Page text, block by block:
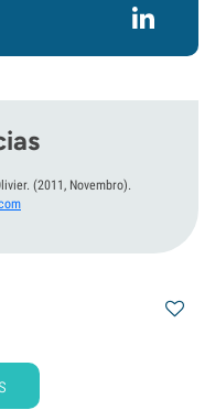
(2011, Novembro).